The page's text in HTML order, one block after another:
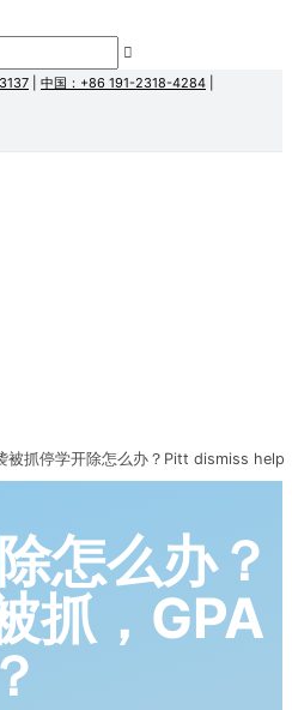
中国：+86 191-2318-4284
被抓停学开除怎么办？Pitt dismiss help
怎么办？
抓，GPA